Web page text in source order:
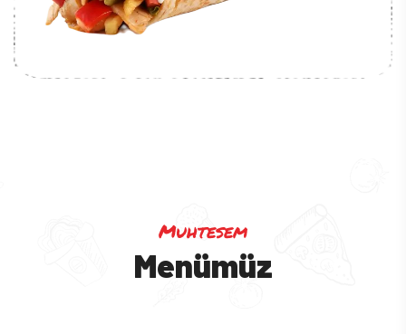
Muhtesem
Menümüz